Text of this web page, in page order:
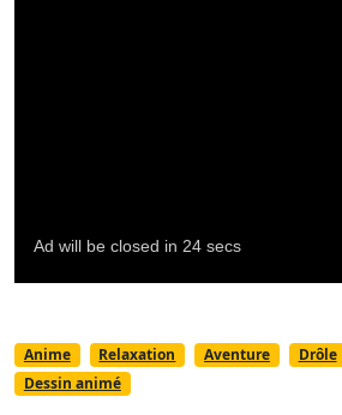
Anime Relaxation Aventure Drôle
Dessin animé